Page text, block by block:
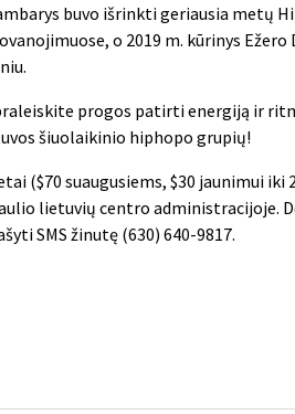
buvo išrinkti geriausia metų
o 2019 m. kūrinys
progos patirti energiją ir
šiuolaikinio hiphopo grupių!
($70 suaugusiems, $30 jaunimui iki
lietuvių centro administracijoje.
SMS žinutę (630) 640-9817.